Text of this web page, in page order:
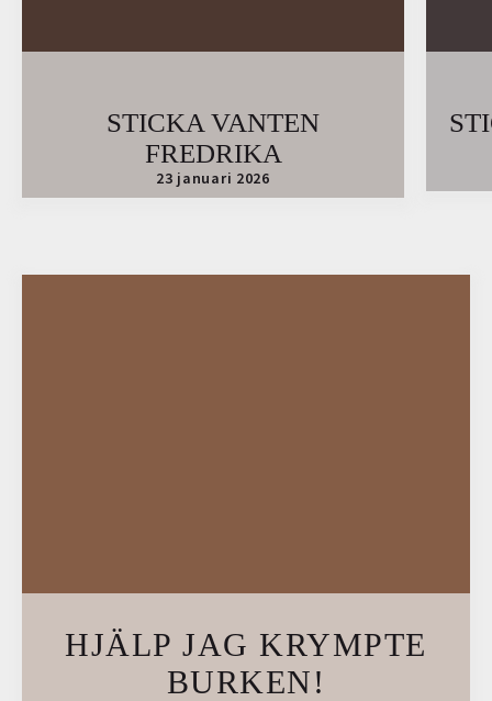
STICKA VANTEN
FREDRIKA
23 januari 2026
HJÄLP JAG KRYMPTE
BURKEN!